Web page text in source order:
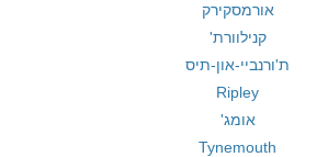
אורמסקירק
קנילוורת'
ת'ורנביי-און-תיס
Ripley
אומג'
Tynemouth